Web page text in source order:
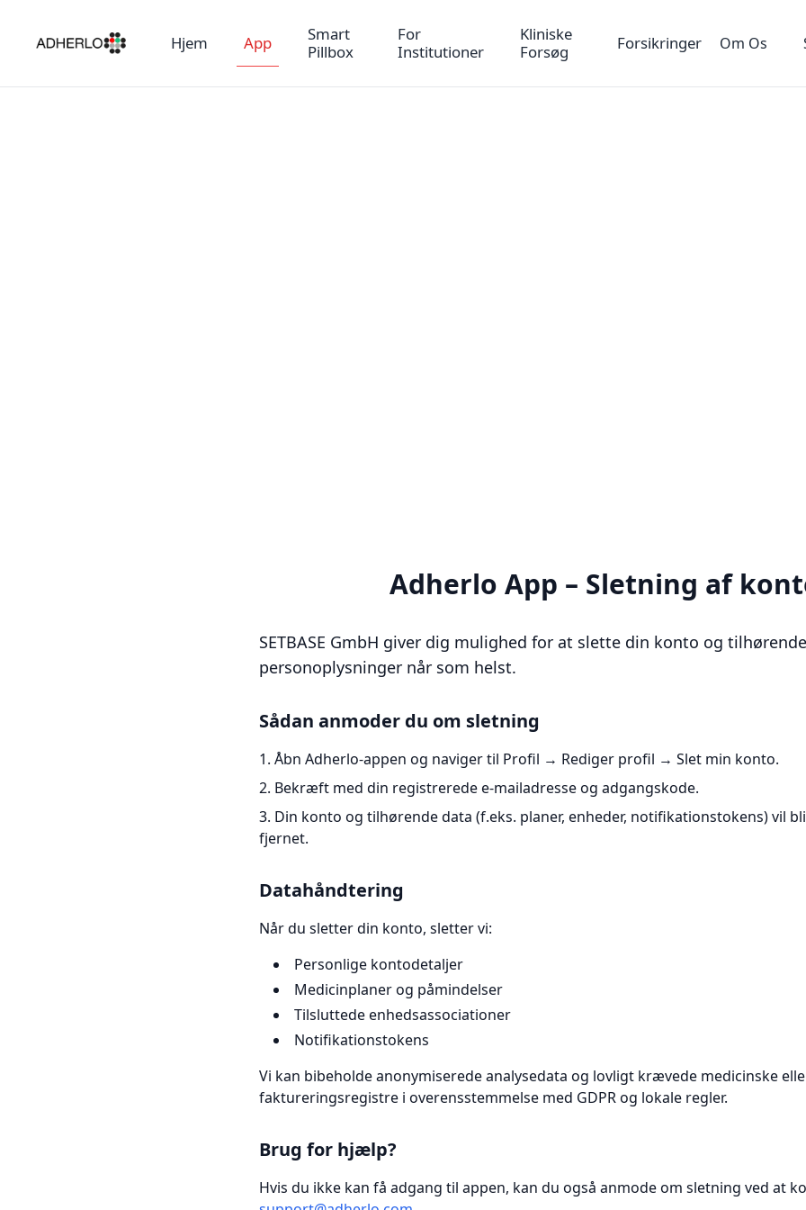
Hjem App
Smart
Pillbox
For
Institutioner
Kliniske
Forsøg
Forsikringer Om Os
Adherlo App – Sletning af
SETBASE GmbH giver dig mulighed for at slette din konto og tilhørende
personoplysninger når som helst.
Sådan anmoder du om sletning
Åbn Adherlo-appen og naviger til Profil → Rediger profil → Slet min konto.
Bekræft med din registrerede e-mailadresse og adgangskode.
Din konto og tilhørende data (f.eks. planer, enheder, notifikationstokens) vil
fjernet.
Datahåndtering
Når du sletter din konto, sletter vi:
Personlige kontodetaljer
Medicinplaner og påmindelser
Tilsluttede enhedsassociationer
Notifikationstokens
Vi kan bibeholde anonymiserede analysedata og lovligt krævede medicinske
faktureringsregistre i overensstemmelse med GDPR og lokale regler.
Brug for hjælp?
Hvis du ikke kan få adgang til appen, kan du også anmode om sletning ved at